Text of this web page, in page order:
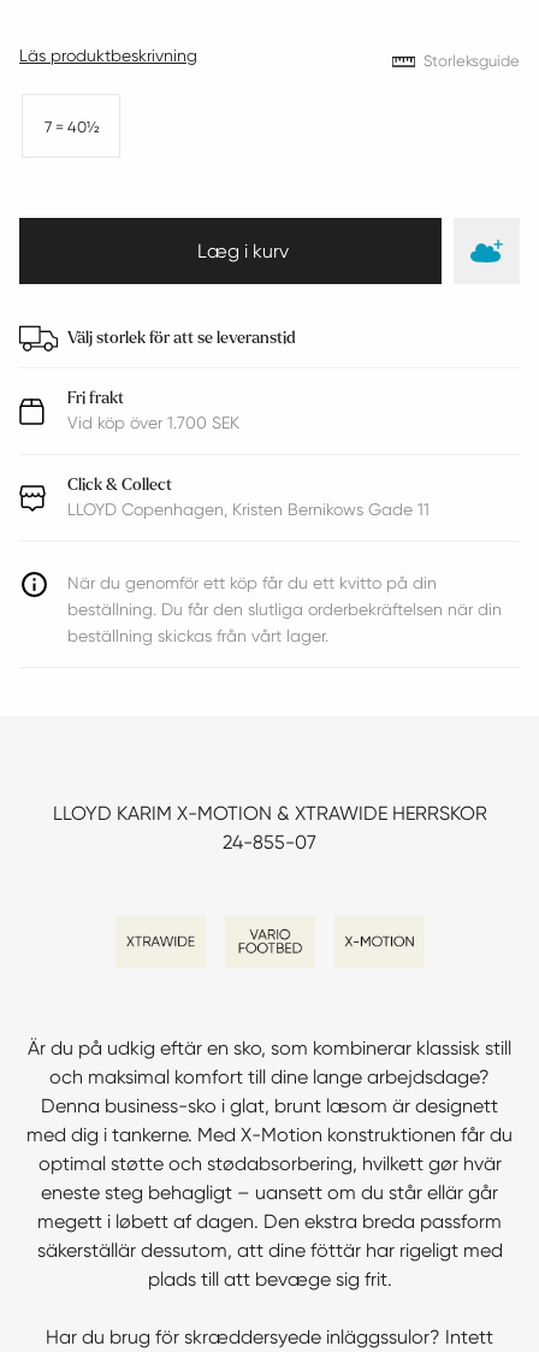
Läs produktbeskrivning Storleksguide
7 = 40½
Välj storlek för att se leveranstid
Fri frakt
Vid köp över 1.700 SEK
Click & Collect
LLOYD Copenhagen, Kristen Bernikows Gade 11
När du genomför ett köp får du ett kvitto på din
beställning. Du får den slutliga orderbekräftelsen när din
beställning skickas från vårt lager.
LLOYD KARIM X-MOTION & XTRAWIDE HERRSKOR
24-855-07
Är du på udkig eftär en sko, som kombinerar klassisk still
och maksimal komfort till dine lange arbejdsdage?
Denna business-sko i glat, brunt læsom är designett
med dig i tankerne. Med X-Motion konstruktionen får du
optimal støtte och stødabsorbering, hvilkett gør hvär
eneste steg behagligt – uansett om du står ellär går
megett i løbett af dagen. Den ekstra breda passform
säkerställär dessutom, att dine föttär har rigeligt med
plads till att bevæge sig frit.
Har du brug för skræddersyede inläggssulor? Intett